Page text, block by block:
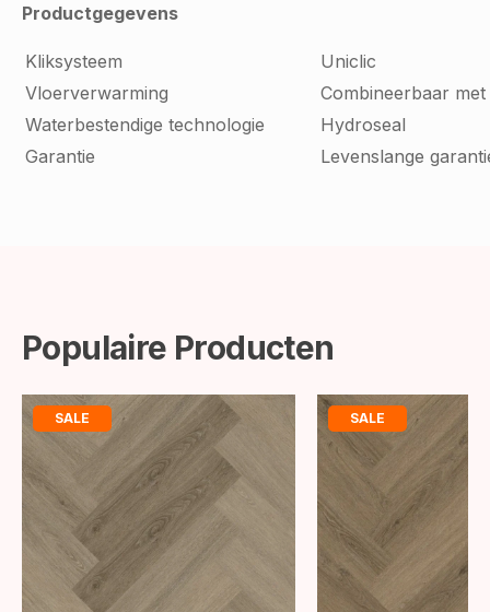
Productgegevens
Kliksysteem
Uniclic
Vloerverwarming
Combineerbaar
Waterbestendige technologie
Hydroseal
Garantie
Levenslange
Populaire Producten
SALE SALE